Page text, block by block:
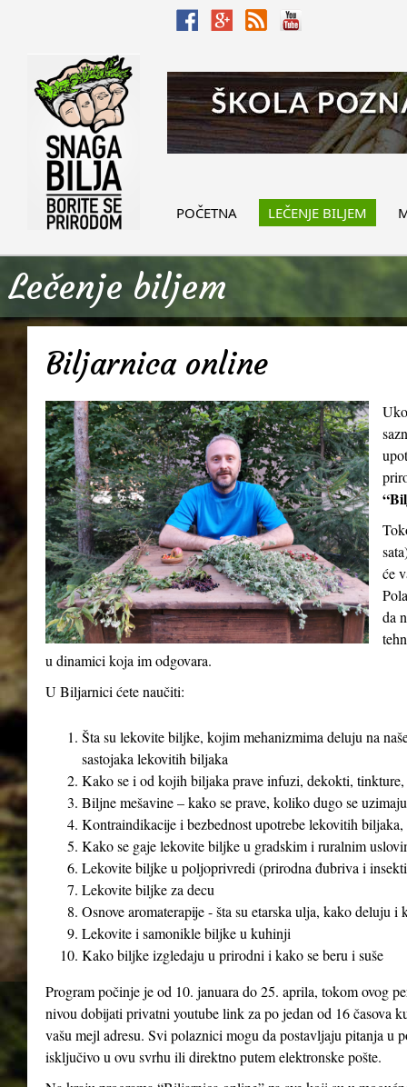
POČETNA LEČENJE BILJEM
Lečenje biljem
Biljarnica online
će
da
u dinamici koja im odgovara.
U Biljarnici ćete naučiti:
Šta su lekovite biljke, kojim mehanizmima deluju na
sastojaka lekovitih biljaka
Kako se i od kojih biljaka prave infuzi, dekokti,
Biljne mešavine – kako se prave, koliko dugo se uzimaju
Kontraindikacije i bezbednost upotrebe lekovitih
Kako se gaje lekovite biljke u gradskim i ruralnim
Lekovite biljke u poljoprivredi (prirodna đubriva i
Lekovite biljke za decu
Osnove aromaterapije - šta su etarska ulja, kako deluju
Lekovite i samonikle biljke u kuhinji
Kako biljke izgledaju u prirodni i kako se beru i suše
Program počinje je od 10. januara do 25. aprila, tokom ovog
nivou dobijati privatni youtube link za po jedan od 16 časova
vašu mejl adresu. Svi polaznici mogu da postavljaju pitanja u
isključivo u ovu svrhu ili direktno putem elektronske pošte.